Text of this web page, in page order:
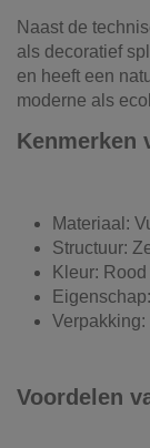
Naast de
als decoratief
en heeft een
moderne als
Kenmerken
Materiaal:
Structuur:
Kleur:
Voordelen